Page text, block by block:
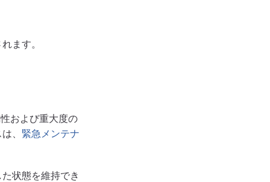
ます。
および重大度の
、 緊急メンテナ
状態を維持でき